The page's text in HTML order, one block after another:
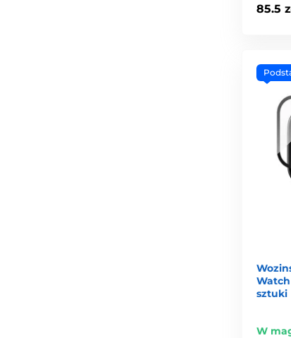
85.5
Watch
sztuki
W